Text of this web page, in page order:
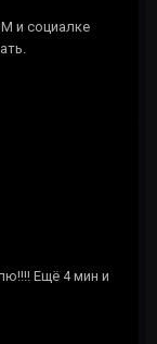
и социалке
Ещё 4 мин и